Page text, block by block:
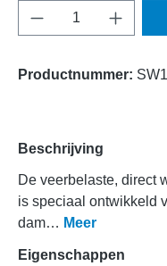
Productnummer:
Beschrijving
De veerbelaste, direct
is speciaal ontwikkeld
dam… Meer
Eigenschappen